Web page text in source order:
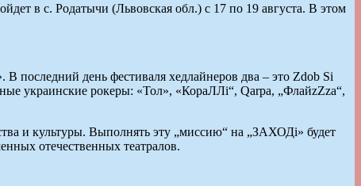
в с. Родатычи (Львовская обл.) с 17 по 19 августа. В этом
последний день фестиваля хедлайнеров два – это Zdob Si
украинские рокеры: «Тол», «КораЛЛі“, Qarpa, „ФлайzZzа“,
и культуры. Выполнять эту „миссию“ на „ЗАХОДі» будет
отечественных театралов.